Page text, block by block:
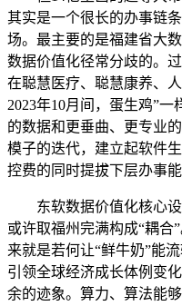
其实是一个很长的办事链
场。最主要的是福建省大
数据价值化径常分歧的。
在聪慧医疗、聪慧康养、
2023年10月间，蛋生鸡”
的数据和更垂曲、更专业
模子的迭代，建立起软件
控费的同时提拔下层办事
东软数据价值化核心设
或许取福州完满构成“耦合
来就是若何让“鲜牛奶”能
引领全球经济成长体例变
余的迹象。算力、算法能